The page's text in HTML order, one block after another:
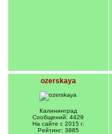
ozerskaya
Калининград
Сообщений: 4429
На сайте с 2015 г.
Рейтинг: 3885